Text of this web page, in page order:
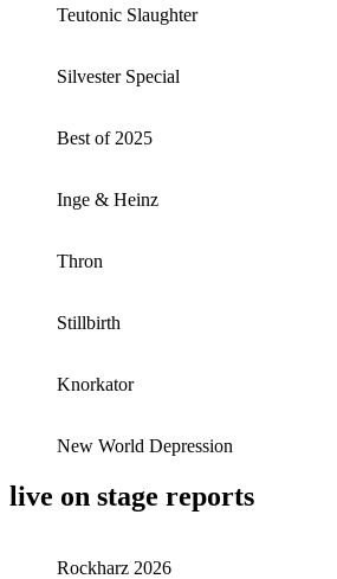
Teutonic Slaughter
Silvester Special
Best of 2025
Inge & Heinz
Thron
Stillbirth
Knorkator
New World Depression
live on stage reports
Rockharz 2026